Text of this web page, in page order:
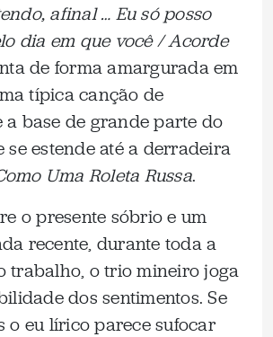
afinal … Eu só posso
dia em que você / Acorde
de forma amargurada em
típica canção de
a base de grande parte do
se estende até a derradeira
Uma Roleta Russa.
o presente sóbrio e um
recente, durante toda a
trabalho, o trio mineiro joga
dos sentimentos. Se
o eu lírico parece sufocar